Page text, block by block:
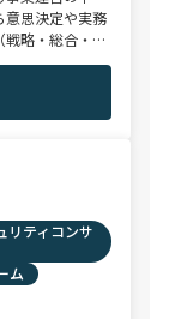
意思決定や実務
略・総合・
とする幅広い
。
リティコンサ
ム